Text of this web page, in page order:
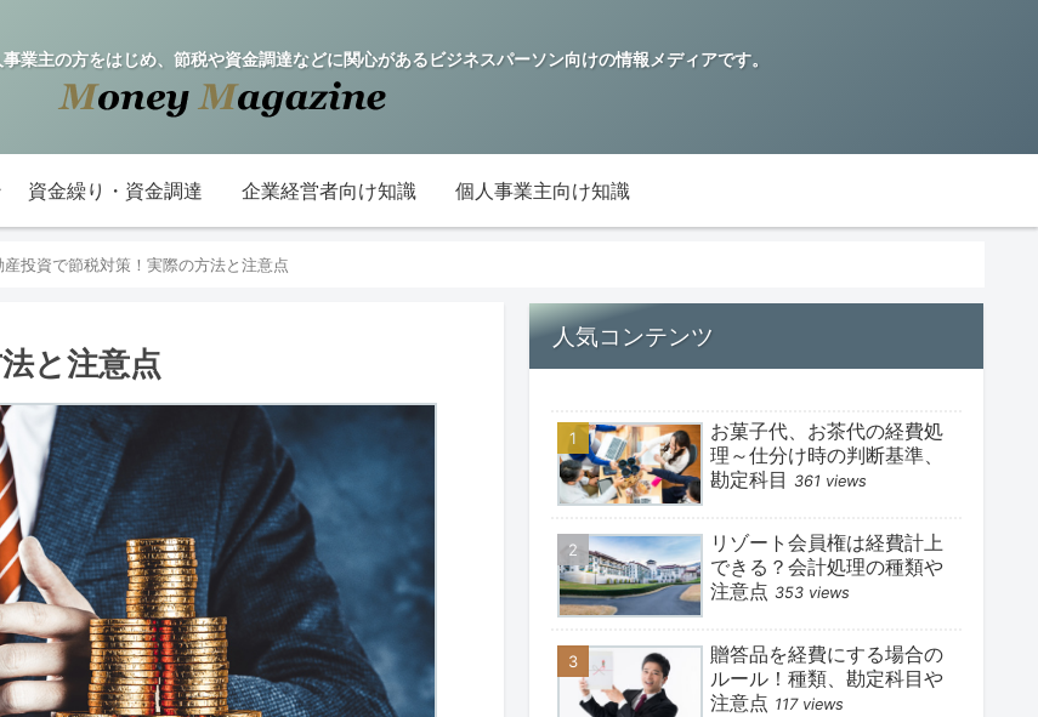
主の方をはじめ、節税や資金調達などに関心があるビジネスパーソン向けの情報メディアです。
資金繰り・資金調達 企業経営者向け知識 個人事業主向け知識
産投資で節税対策！実際の方法と注意点
と注意点
人気コンテンツ
お菓子代、お茶代の経費処
理～仕分け時の判断基準、
勘定科目 361 views
リゾート会員権は経費計上
できる？会計処理の種類や
注意点 353 views
贈答品を経費にする場合の
ルール！種類、勘定科目や
注意点 117 views